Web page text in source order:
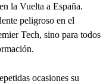
la Vuelta a España.
peligroso en el
Tech, sino para todos
ocasiones su